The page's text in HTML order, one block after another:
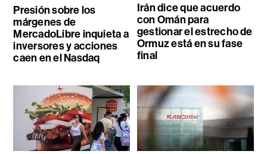
Presión sobre los
márgenes de
MercadoLibre inquieta a
inversores y acciones
caen en el Nasdaq
Irán dice que acuerdo
con Omán para
gestionar el estrecho de
Ormuz está en su fase
final